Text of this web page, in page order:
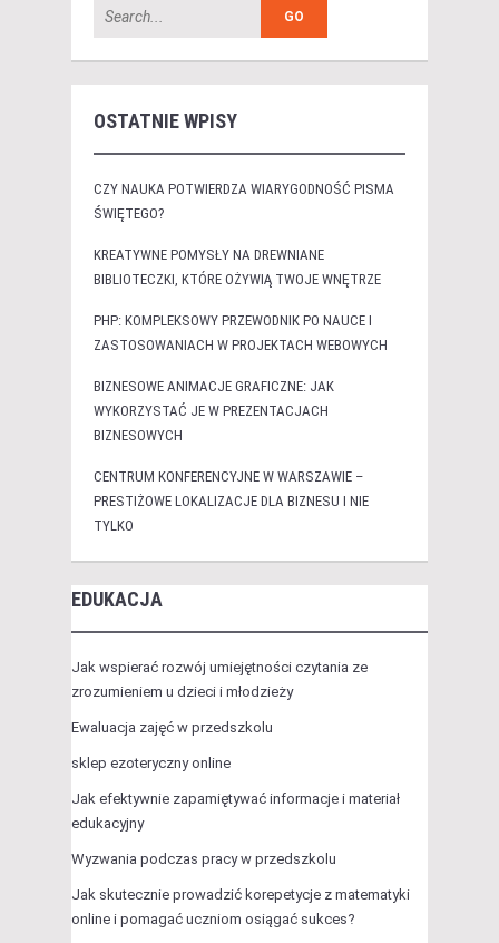
OSTATNIE WPISY
CZY NAUKA POTWIERDZA WIARYGODNOŚĆ PISMA
ŚWIĘTEGO?
KREATYWNE POMYSŁY NA DREWNIANE
BIBLIOTECZKI, KTÓRE OŻYWIĄ TWOJE WNĘTRZE
PHP: KOMPLEKSOWY PRZEWODNIK PO NAUCE I
ZASTOSOWANIACH W PROJEKTACH WEBOWYCH
BIZNESOWE ANIMACJE GRAFICZNE: JAK
WYKORZYSTAĆ JE W PREZENTACJACH
BIZNESOWYCH
CENTRUM KONFERENCYJNE W WARSZAWIE –
PRESTIŻOWE LOKALIZACJE DLA BIZNESU I NIE
TYLKO
EDUKACJA
Jak wspierać rozwój umiejętności czytania ze
zrozumieniem u dzieci i młodzieży
Ewaluacja zajęć w przedszkolu
sklep ezoteryczny online
Jak efektywnie zapamiętywać informacje i materiał
edukacyjny
Wyzwania podczas pracy w przedszkolu
Jak skutecznie prowadzić korepetycje z matematyki
online i pomagać uczniom osiągać sukces?